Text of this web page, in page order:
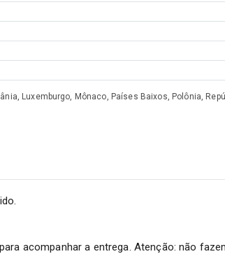
Luxemburgo, Mônaco, Países Baixos, Polônia,
acompanhar a entrega. Atenção: não